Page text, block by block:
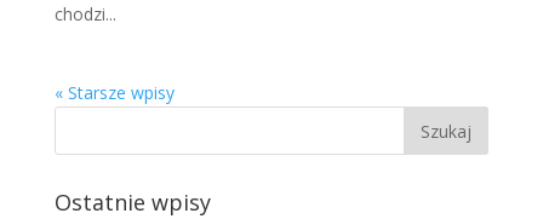
chodzi...
« Starsze wpisy
Ostatnie wpisy